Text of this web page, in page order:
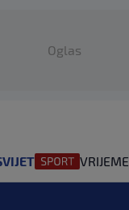
Oglas
VRIJEME